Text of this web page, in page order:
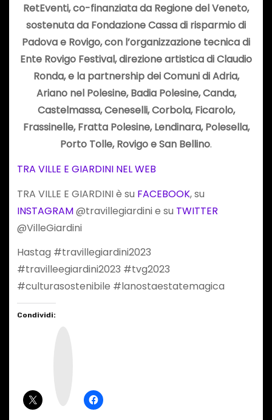
RetEventi, co-finanziata da Regione del Veneto,
sostenuta da Fondazione Cassa di risparmio di
Padova e Rovigo, con l’organizzazione tecnica di
Ente Rovigo Festival, direzione artistica di Claudio
Ronda, e la partnership dei Comuni di Adria,
Ariano nel Polesine, Badia Polesine, Canda,
Castelmassa, Ceneselli, Corbola, Ficarolo,
Frassinelle, Fratta Polesine, Lendinara, Polesella,
Porto Tolle, Rovigo e San Bellino.
TRA VILLE E GIARDINI NEL WEB
TRA VILLE E GIARDINI è su FACEBOOK, su
INSTAGRAM@travillegiardini e su TWITTER
@VilleGiardini
Hastag #travillegiardini2023
#travilleegiardini2023 #tvg2023
#culturasostenibile #lanostaestatemagica
Condividi: